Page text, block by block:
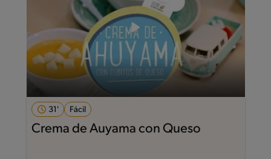
31' Fácil
Crema de Auyama con Queso